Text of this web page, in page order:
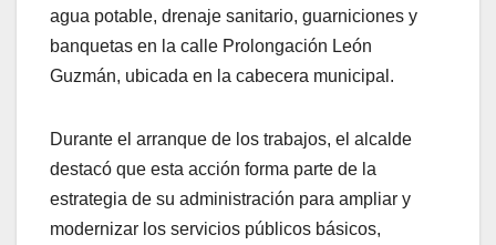
agua potable, drenaje sanitario, guarniciones y
banquetas en la calle Prolongación León
Guzmán, ubicada en la cabecera municipal.
Durante el arranque de los trabajos, el alcalde
destacó que esta acción forma parte de la
estrategia de su administración para ampliar y
modernizar los servicios públicos básicos,